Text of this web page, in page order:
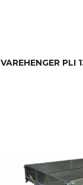
VAREHENGER PLI